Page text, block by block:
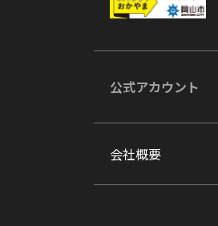
公式アカウント
会社概要